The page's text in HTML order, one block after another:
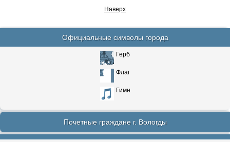
Наверх
Официальные символы города
Герб
Флаг
Гимн
Почетные граждане г. Вологды